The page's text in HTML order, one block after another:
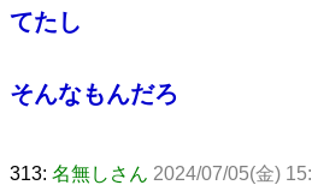
てたし
そんなもんだろ
313: 名無しさん 2024/07/05(金)